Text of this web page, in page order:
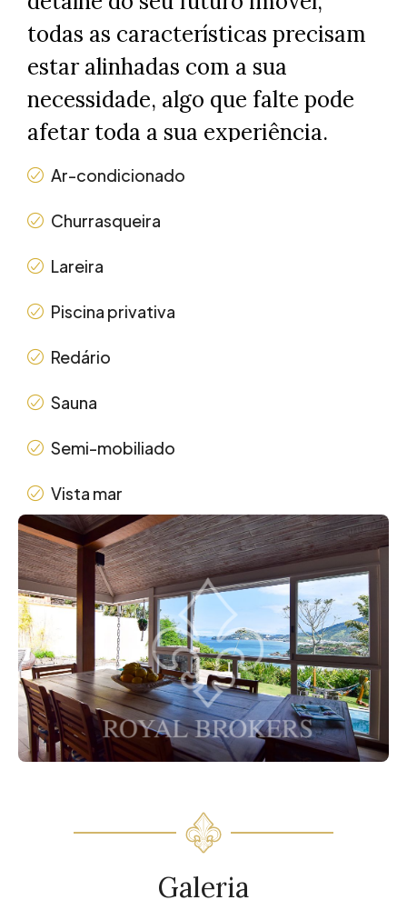
todas as características precisam
estar alinhadas com a sua
necessidade, algo que falte pode
afetar toda a sua experiência.
Ar-condicionado
Churrasqueira
Lareira
Piscina privativa
Redário
Sauna
Semi-mobiliado
Vista mar
Galeria